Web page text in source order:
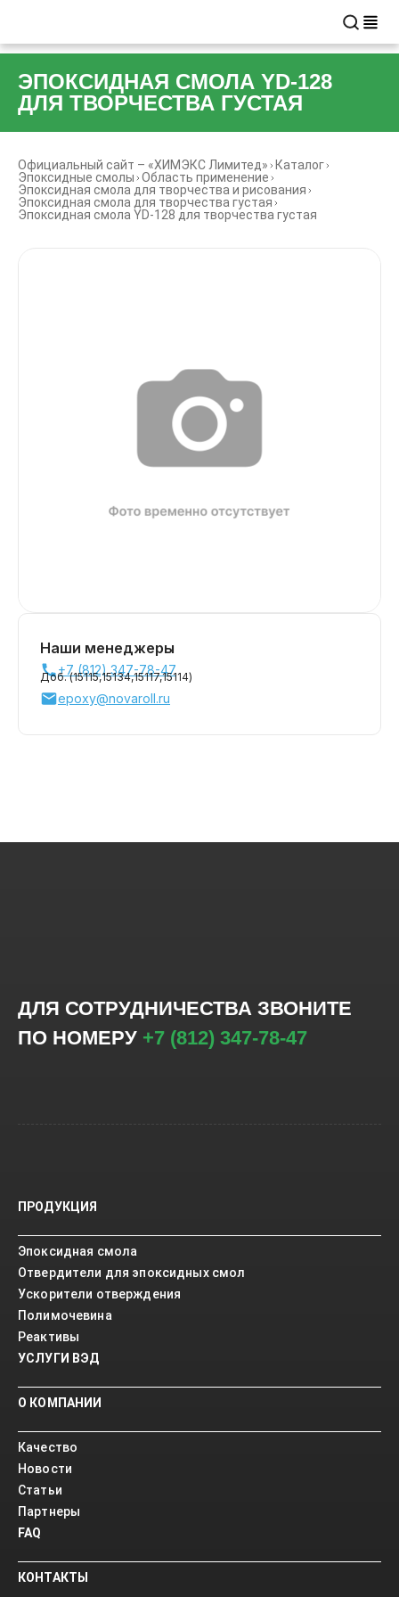
ЭПОКСИДНАЯ СМОЛА YD-128
ДЛЯ ТВОРЧЕСТВА ГУСТАЯ
Официальный сайт – «ХИМЭКС Лимитед»
Каталог
Эпоксидные смолы Область применение
Эпоксидная смола для творчества и рисования
Эпоксидная смола для творчества густая
Эпоксидная смола YD-128 для творчества густая
Наши менеджеры
+7 (812) 347-78-47
Доб. (15115,15134,15117,15114)
epoxy@novaroll.ru
ДЛЯ СОТРУДНИЧЕСТВА ЗВОНИТЕ
ПО НОМЕРУ +7 (812) 347-78-47
ПРОДУКЦИЯ
Эпоксидная смола
Отвердители для эпоксидных смол
Ускорители отверждения
Полимочевина
Реактивы
УСЛУГИ ВЭД
О КОМПАНИИ
Качество
Новости
Статьи
Партнеры
FAQ
КОНТАКТЫ